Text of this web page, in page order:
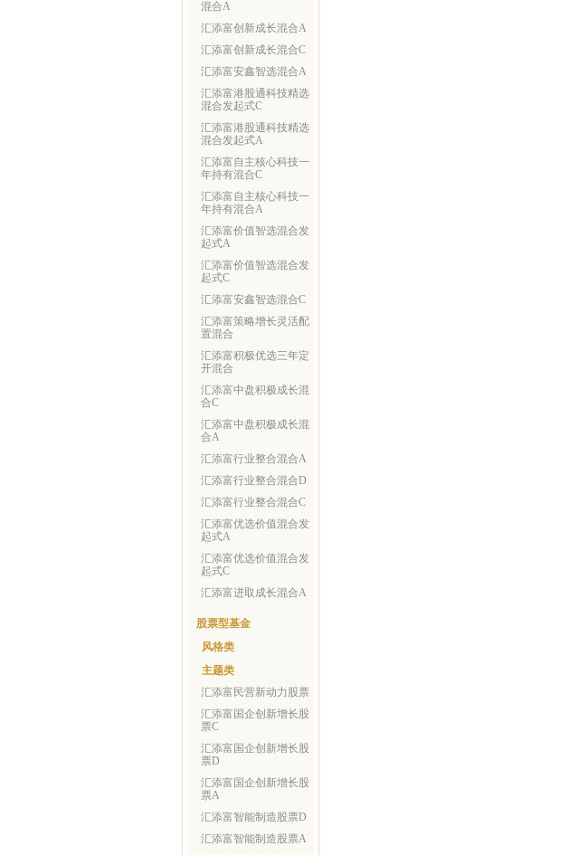
混合A
汇添富创新成长混合A
汇添富创新成长混合C
汇添富安鑫智选混合A
汇添富港股通科技精选
混合发起式C
汇添富港股通科技精选
混合发起式A
汇添富自主核心科技一
年持有混合C
汇添富自主核心科技一
年持有混合A
汇添富价值智选混合发
起式A
汇添富价值智选混合发
起式C
汇添富安鑫智选混合C
汇添富策略增长灵活配
置混合
汇添富积极优选三年定
开混合
汇添富中盘积极成长混
合C
汇添富中盘积极成长混
合A
汇添富行业整合混合A
汇添富行业整合混合D
汇添富行业整合混合C
汇添富优选价值混合发
起式A
汇添富优选价值混合发
起式C
汇添富进取成长混合A
股票型基金
风格类
主题类
汇添富民营新动力股票
汇添富国企创新增长股
票C
汇添富国企创新增长股
票D
汇添富国企创新增长股
票A
汇添富智能制造股票D
汇添富智能制造股票A